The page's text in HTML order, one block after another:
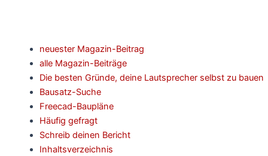
neuester Magazin-Beitrag
alle Magazin-Beiträge
Die besten Gründe, deine Lautsprecher selbst zu bauen
Bausatz-Suche
Freecad-Baupläne
Häufig gefragt
Schreib deinen Bericht
Inhaltsverzeichnis